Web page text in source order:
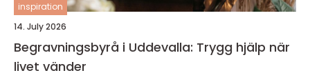
inspiration
14. July 2026
Begravningsbyrå i Uddevalla: Trygg hjälp när
livet vänder